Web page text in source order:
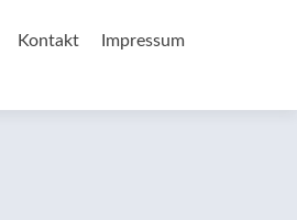
Kontakt Impressum